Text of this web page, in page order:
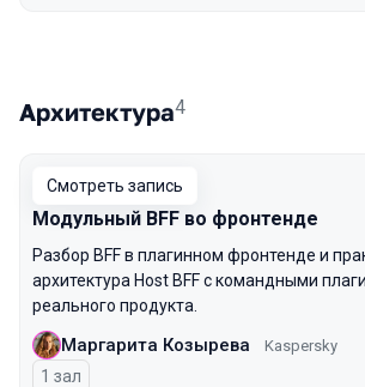
Архитектура4
Смотреть запись
Модульный BFF во фронтенде
Разбор BFF в плагинном фронтенде и
архитектура Host BFF с командными
реального продукта.
Маргарита Козырева Kaspersky
1 зал